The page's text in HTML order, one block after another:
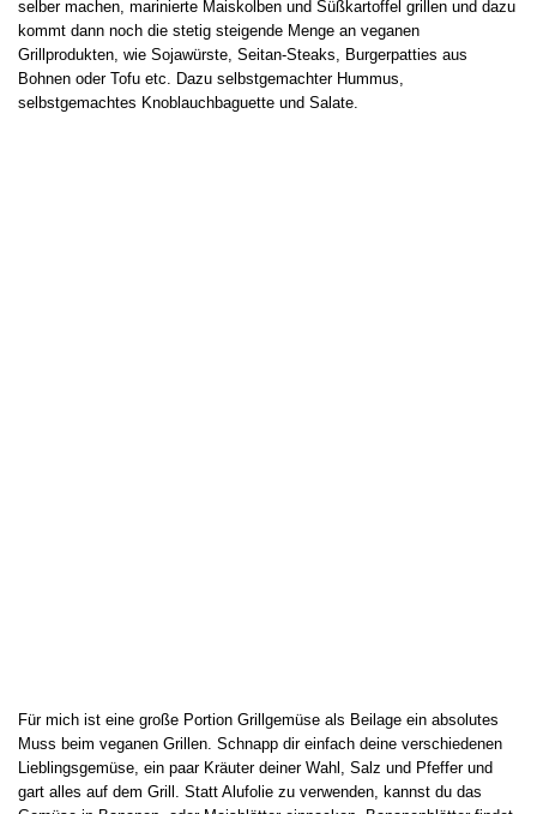
selber machen, marinierte Maiskolben und Süßkartoffel grillen und dazu
kommt dann noch die stetig steigende Menge an veganen
Grillprodukten, wie Sojawürste, Seitan-Steaks, Burgerpatties aus
Bohnen oder Tofu etc. Dazu selbstgemachter Hummus,
selbstgemachtes Knoblauchbaguette und Salate.
Für mich ist eine große Portion Grillgemüse als Beilage ein absolutes
Muss beim veganen Grillen. Schnapp dir einfach deine verschiedenen
Lieblingsgemüse, ein paar Kräuter deiner Wahl, Salz und Pfeffer und
gart alles auf dem Grill. Statt Alufolie zu verwenden, kannst du das